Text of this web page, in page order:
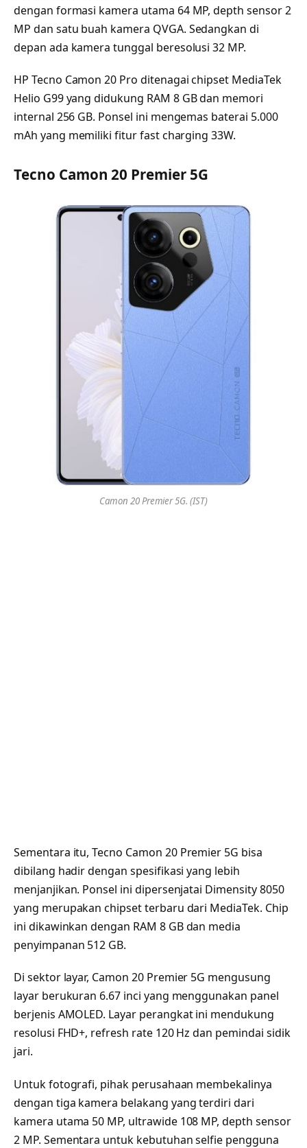
dengan formasi kamera utama 64 MP, depth sensor 2
MP dan satu buah kamera QVGA. Sedangkan di
depan ada kamera tunggal beresolusi 32 MP.
HP Tecno Camon 20 Pro ditenagai chipset MediaTek
Helio G99 yang didukung RAM 8 GB dan memori
internal 256 GB. Ponsel ini mengemas baterai 5.000
mAh yang memiliki fitur fast charging 33W.
Tecno Camon 20 Premier 5G
Camon 20 Premier 5G. (IST)
Sementara itu, Tecno Camon 20 Premier 5G bisa
dibilang hadir dengan spesifikasi yang lebih
menjanjikan. Ponsel ini dipersenjatai Dimensity 8050
yang merupakan chipset terbaru dari MediaTek. Chip
ini dikawinkan dengan RAM 8 GB dan media
penyimpanan 512 GB.
Di sektor layar, Camon 20 Premier 5G mengusung
layar berukuran 6.67 inci yang menggunakan panel
berjenis AMOLED. Layar perangkat ini mendukung
resolusi FHD+, refresh rate 120 Hz dan pemindai sidik
jari.
Untuk fotografi, pihak perusahaan membekalinya
dengan tiga kamera belakang yang terdiri dari
kamera utama 50 MP, ultrawide 108 MP, depth sensor
2 MP. Sementara untuk kebutuhan selfie pengguna